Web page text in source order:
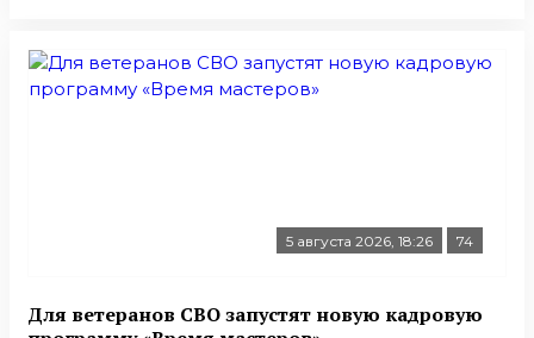
5 августа 2026, 18:26 74
Для ветеранов СВО запустят новую кадровую